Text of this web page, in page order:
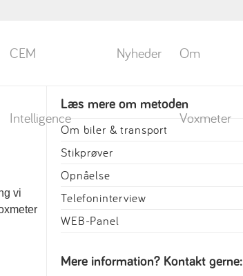
CEM
Intelligence
Nyheder Om
Voxmeter
vi
Læs mere om metoden
Om biler & transport
Stikprøver
Opnåelse
Telefoninterview
WEB-Panel
Mere information? Kontakt gerne: